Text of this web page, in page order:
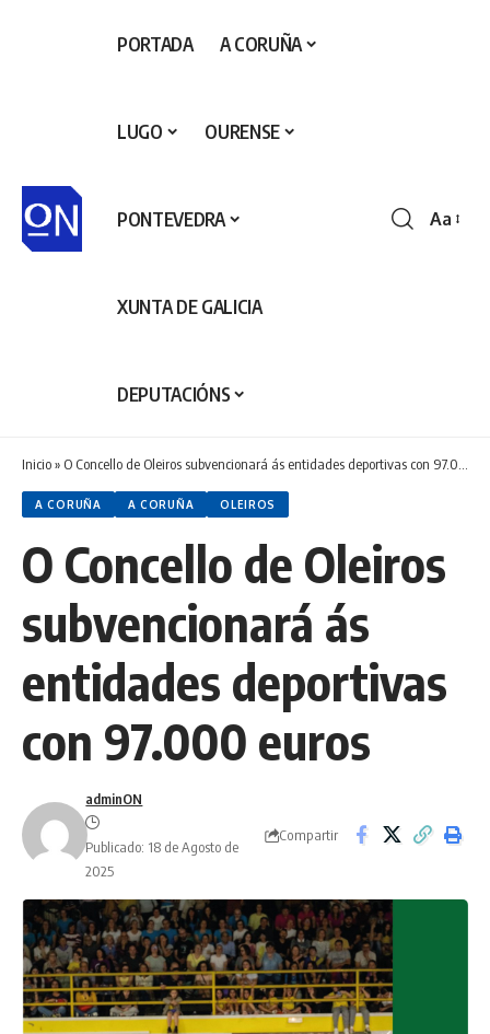
PORTADA A CORUÑA
LUGO OURENSE
PONTEVEDRA
XUNTA DE GALICIA
DEPUTACIÓNS
Aa
Inicio» O Concello de Oleiros subvencionará ás entidades deportivas con 97.000 euros
A CORUÑA A CORUÑA OLEIROS
O Concello de Oleiros
subvencionará ás
entidades deportivas
con 97.000 euros
adminON
Publicado: 18 de Agosto de
2025
Compartir